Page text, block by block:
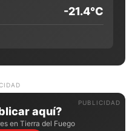
-21.4°C
PUBLICIDAD
aquí?
en Tierra del Fuego